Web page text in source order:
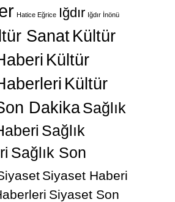
Hatice Eğrice Iğdır Iğdır İnönü
SanatKültür
Kültür
Kültür
DakikaSağlık
Sağlık
Sağlık Son
Siyaset Haberi
Siyaset Son